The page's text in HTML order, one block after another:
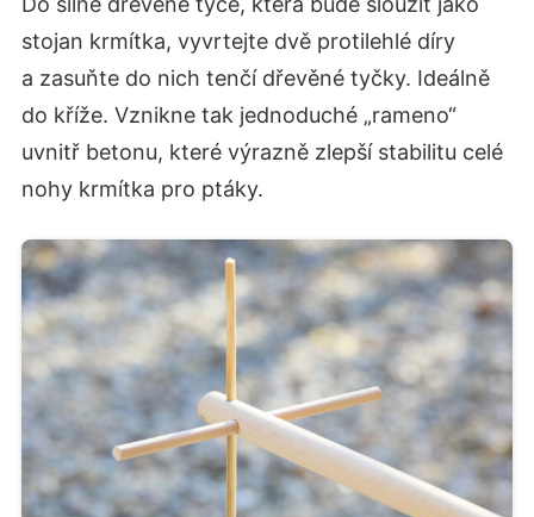
stojan krmítka, vyvrtejte dvě protilehlé díry
a zasuňte do nich tenčí dřevěné tyčky. Ideálně
do kříže. Vznikne tak jednoduché „rameno“
uvnitř betonu, které výrazně zlepší stabilitu celé
nohy krmítka pro ptáky.